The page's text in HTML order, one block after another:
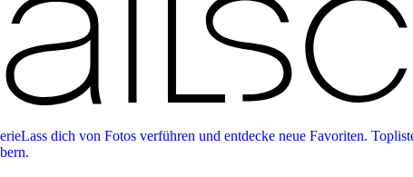
Lass dich von Fotos verführen und entdecke neue Favoriten.